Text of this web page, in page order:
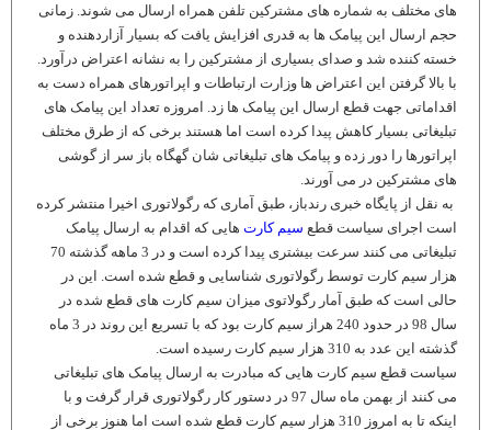
های مختلف به شماره های مشترکین تلفن همراه ارسال می شوند. زمانی
حجم ارسال این پیامک ها به قدری افزایش یافت که بسیار آزاردهنده و
خسته کننده شد و صدای بسیاری از مشترکین را به نشانه اعتراض درآورد.
با بالا گرفتن این اعتراض ها وزارت ارتباطات و اپراتورهای همراه دست به
اقداماتی جهت قطع ارسال این پیامک ها زد. امروزه تعداد این پیامک های
تبلیغاتی بسیار کاهش پیدا کرده است اما هستند برخی که از طرق مختلف
اپراتورها را دور زده و پیامک های تبلیغاتی شان گهگاه باز سر از گوشی
های مشترکین در می آورند.
به نقل از پایگاه خبری رندباز، طبق آماری که رگولاتوری اخیرا منتشر کرده
است اجرای سیاست قطع سیم کارت هایی که اقدام به ارسال پیامک
تبلیغاتی می کنند سرعت بیشتری پیدا کرده است و در 3 ماهه گذشته 70
هزار سیم کارت توسط رگولاتوری شناسایی و قطع شده است. این در
حالی است که طبق آمار رگولاتوی میزان سیم کارت های قطع شده در
سال 98 در حدود 240 هراز سیم کارت بود که با تسریع این روند در 3 ماه
گذشته این عدد به 310 هزار سیم کارت رسیده است.
سیاست قطع سیم کارت هایی که مبادرت به ارسال پیامک های تبلیغاتی
می کنند از بهمن ماه سال 97 در دستور کار رگولاتوری قرار گرفت و با
اینکه تا به امروز 310 هزار سیم کارت قطع شده است اما هنوز برخی از